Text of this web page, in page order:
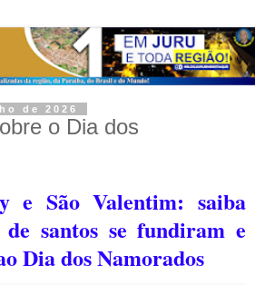
de 2026
o Dia dos
e São Valentim: saiba
santos se fundiram e
Dia dos Namorados